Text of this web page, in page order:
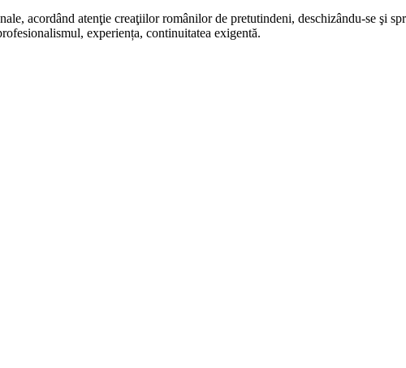
acordând atenţie creaţiilor românilor de pretutindeni, deschizându-se şi
experiența, continuitatea exigentă.